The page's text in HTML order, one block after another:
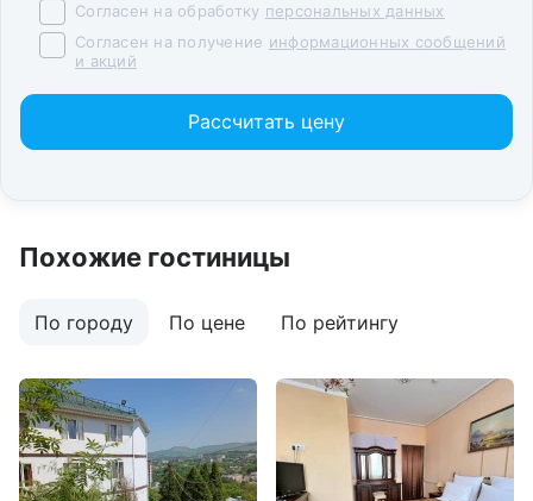
Согласен на обработку персональных данных
Согласен на получение информационных сообщений
и акций
Рассчитать цену
Похожие гостиницы
По городу По цене По рейтингу